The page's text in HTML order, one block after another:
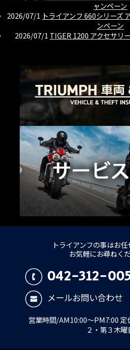
ャンペーン
2026/07/1 トライアンフ 660シリーズ
ンペーン
2026/07/1 TIGER 1200 アクセサリ
トライアンフの事はお任
お気軽にお尋ねくだ
042-312-
メールお問い合わせ
営業時間/AM10:00～PM7:00
２・第３木曜